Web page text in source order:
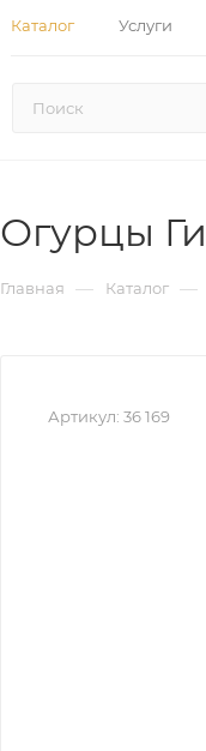
Каталог Услуги
Огурцы
Главная — Каталог —
Артикул: 36 169